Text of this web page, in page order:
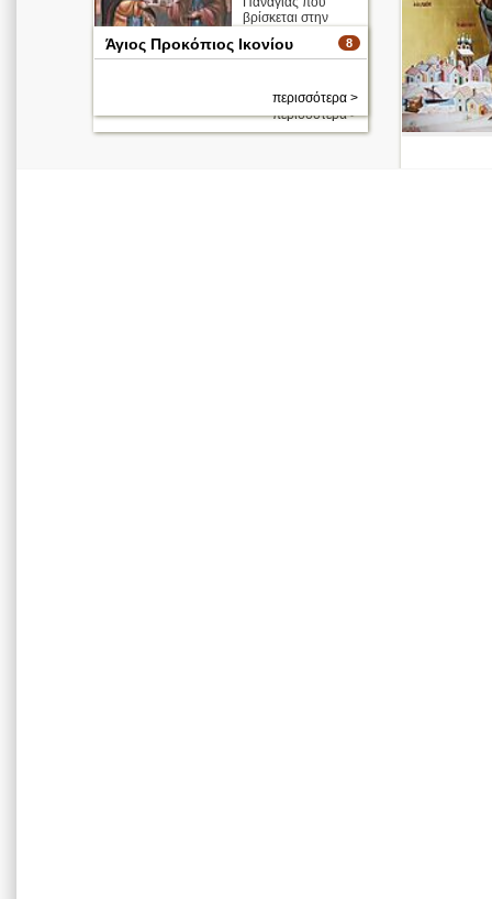
βρίσκεται στην
Ιερά, Βασιλική και
Σταυροπηγιακή
Μονή Παναγίας
περισσότερα >
8
Άγιος Προκόπιος Ικονίου
περισσότερα >